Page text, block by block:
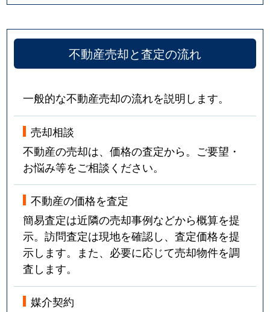
不動産売却と査定の流れ
一般的な不動産売却の流れを説明します。
売却相談
不動産の売却は、価格の査定から。ご要望・
お悩み等をご相談ください。
不動産の価格を査定
簡易査定は近隣の売却事例などから概算を提
示。訪問査定は現地を確認し、査定価格を提
示します。また、必要に応じて売却物件を調
査します。
媒介契約